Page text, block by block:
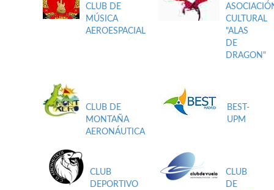
CLUB DE
MÚSICA
AEROESPACIAL
CULTURAL
"ALAS
DE
DRAGON"
CLUB DE
MONTAÑA
AERONÁUTICA
BEST-
UPM
CLUB
DEPORTIVO
CLUB
DE